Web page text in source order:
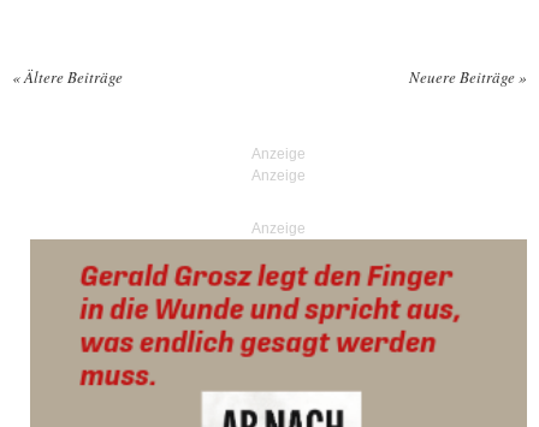
«Ältere Beiträge Neuere Beiträge»
Anzeige